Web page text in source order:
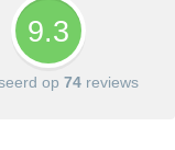
9.3
op 74reviews